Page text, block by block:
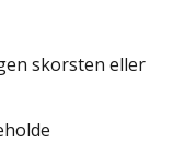
skorsten eller